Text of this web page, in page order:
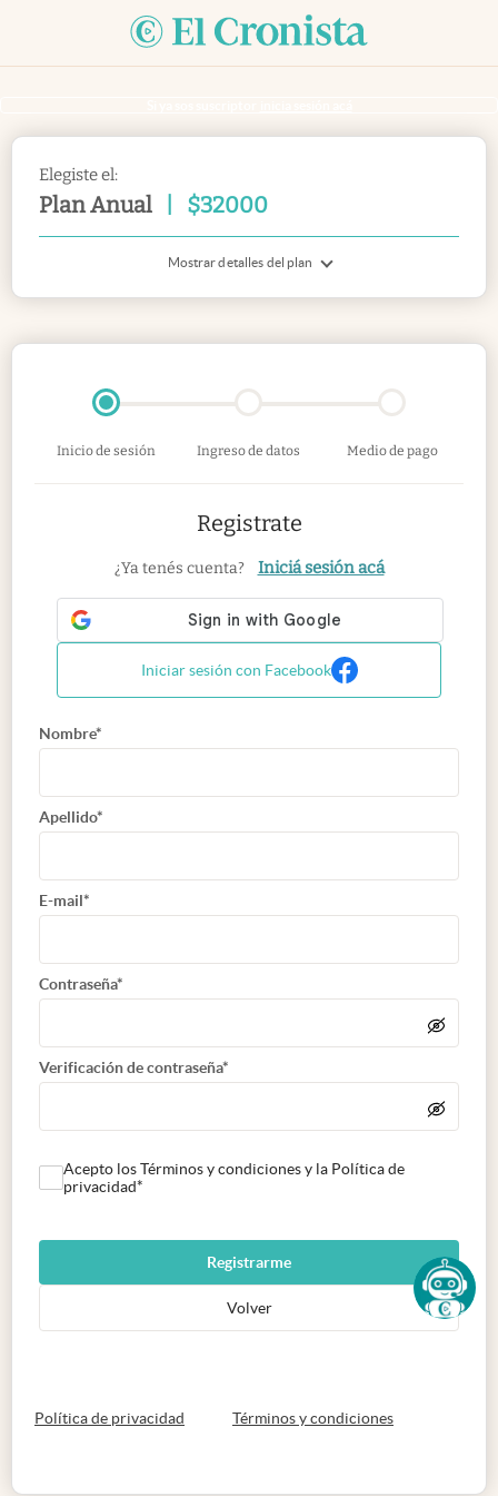
Elegiste el:
Plan Anual $32000
Mostrar detalles del plan
Inicio de sesión Ingreso de datos Medio de pago
Registrate
¿Ya tenés cuenta? Iniciá sesión acá
Iniciar sesión con Facebook
Nombre*
Apellido*
E-mail*
Contraseña*
Verificación de contraseña*
Acepto los Términos y condiciones y la Política de
privacidad*
Registrarme
Volver
Política de privacidad abre en nueva pestaña
Términos y condicionesabre en nueva